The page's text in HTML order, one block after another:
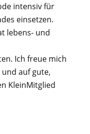
intensiv für
einsetzen.
lebens- und
Ich freue mich
auf gute,
KleinMitglied